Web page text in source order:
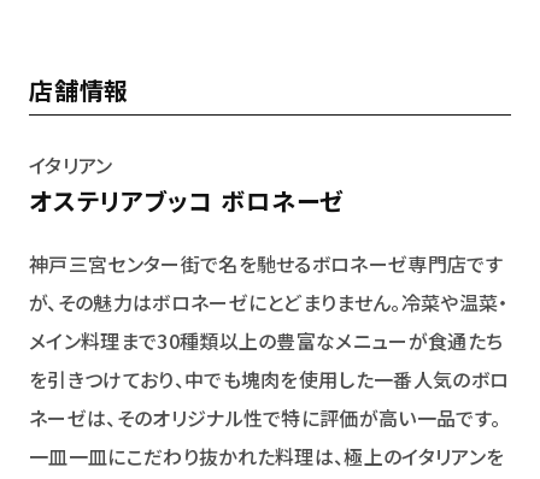
店舗情報
イタリアン
オステリアブッコ ボロネーゼ
神戸三宮センター街で名を馳せるボロネーゼ専門店です
が、その魅力はボロネーゼにとどまりません。冷菜や温菜・
メイン料理まで30種類以上の豊富なメニューが食通たち
を引きつけており、中でも塊肉を使用した一番人気のボロ
ネーゼは、そのオリジナル性で特に評価が高い一品です。
一皿一皿にこだわり抜かれた料理は、極上のイタリアンを